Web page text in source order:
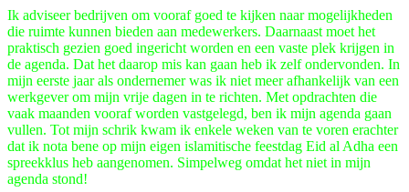
Ik adviseer bedrijven om vooraf goed te kijken naar mogelijkheden
die ruimte kunnen bieden aan medewerkers. Daarnaast moet het
praktisch gezien goed ingericht worden en een vaste plek krijgen in
de agenda. Dat het daarop mis kan gaan heb ik zelf ondervonden. In
mijn eerste jaar als ondernemer was ik niet meer afhankelijk van een
werkgever om mijn vrije dagen in te richten. Met opdrachten die
vaak maanden vooraf worden vastgelegd, ben ik mijn agenda gaan
vullen. Tot mijn schrik kwam ik enkele weken van te voren erachter
dat ik nota bene op mijn eigen islamitische feestdag Eid al Adha een
spreekklus heb aangenomen. Simpelweg omdat het niet in mijn
agenda stond!